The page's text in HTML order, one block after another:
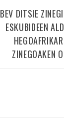
BEV DITSIE
ESKUBIDEEN
ZINEGOAKEN